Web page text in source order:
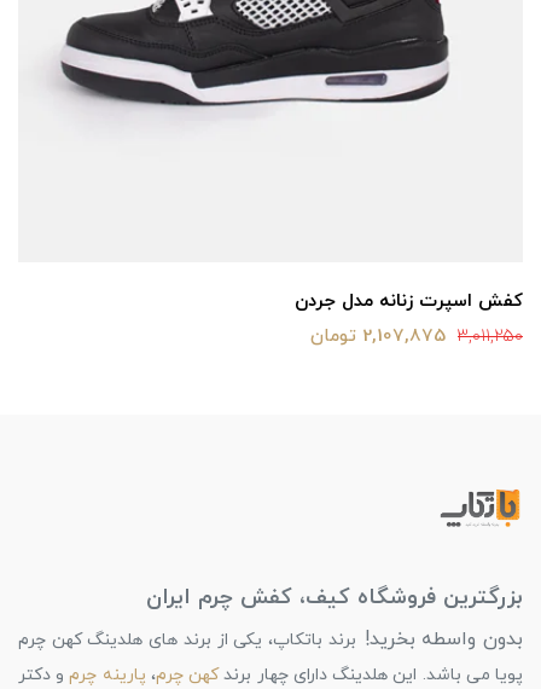
کفش اسپرت زنانه مدل جردن
3,011,250 2,107,875 تومان
بزرگترین فروشگاه کیف، کفش چرم ایران
بدون واسطه بخرید! برند باتکاپ، یکی از برند های هلدینگ کهن چرم
پویا می باشد. این هلدینگ دارای چهار برندکهن چرم، پارینه چرمو دکتر